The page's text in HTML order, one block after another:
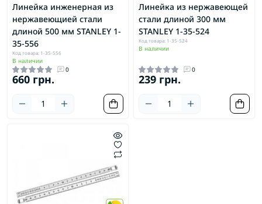
Линейка инженерная из
нержавеющией стали
длиной 500 мм STANLEY 1-
35-556
Код товара: 1-35-556
В наличии
0
660 грн.
Линейка из нержавеющей
стали длиной 300 мм
STANLEY 1-35-524
Код товара: 1-35-524
В наличии
0
239 грн.